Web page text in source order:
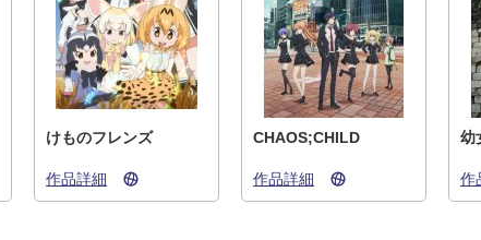
けものフレンズ
作品詳細
CHAOS;CHILD
作品詳細
幼
作